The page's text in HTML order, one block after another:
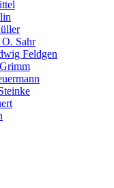
Sahr
Feldgen